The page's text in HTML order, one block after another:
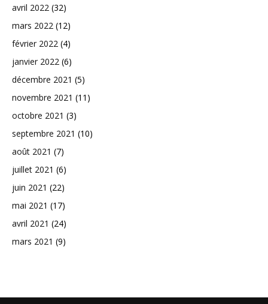
avril 2022 (32)
mars 2022 (12)
février 2022 (4)
janvier 2022 (6)
décembre 2021 (5)
novembre 2021 (11)
octobre 2021 (3)
septembre 2021 (10)
août 2021 (7)
juillet 2021 (6)
juin 2021 (22)
mai 2021 (17)
avril 2021 (24)
mars 2021 (9)